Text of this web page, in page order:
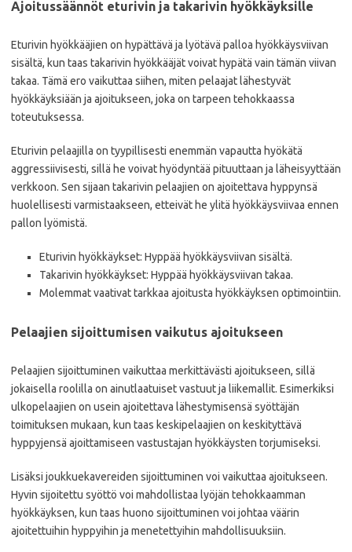
Ajoitussäännöt eturivin ja takarivin hyökkäyksille
Eturivin hyökkääjien on hypättävä ja lyötävä palloa hyökkäysviivan
sisältä, kun taas takarivin hyökkääjät voivat hypätä vain tämän viivan
takaa. Tämä ero vaikuttaa siihen, miten pelaajat lähestyvät
hyökkäyksiään ja ajoitukseen, joka on tarpeen tehokkaassa
toteutuksessa.
Eturivin pelaajilla on tyypillisesti enemmän vapautta hyökätä
aggressiivisesti, sillä he voivat hyödyntää pituuttaan ja läheisyyttään
verkkoon. Sen sijaan takarivin pelaajien on ajoitettava hyppynsä
huolellisesti varmistaakseen, etteivät he ylitä hyökkäysviivaa ennen
pallon lyömistä.
Eturivin hyökkäykset: Hyppää hyökkäysviivan sisältä.
Takarivin hyökkäykset: Hyppää hyökkäysviivan takaa.
Molemmat vaativat tarkkaa ajoitusta hyökkäyksen optimointiin.
Pelaajien sijoittumisen vaikutus ajoitukseen
Pelaajien sijoittuminen vaikuttaa merkittävästi ajoitukseen, sillä
jokaisella roolilla on ainutlaatuiset vastuut ja liikemallit. Esimerkiksi
ulkopelaajien on usein ajoitettava lähestymisensä syöttäjän
toimituksen mukaan, kun taas keskipelaajien on keskityttävä
hyppyjensä ajoittamiseen vastustajan hyökkäysten torjumiseksi.
Lisäksi joukkuekavereiden sijoittuminen voi vaikuttaa ajoitukseen.
Hyvin sijoitettu syöttö voi mahdollistaa lyöjän tehokkaamman
hyökkäyksen, kun taas huono sijoittuminen voi johtaa väärin
ajoitettuihin hyppyihin ja menetettyihin mahdollisuuksiin.